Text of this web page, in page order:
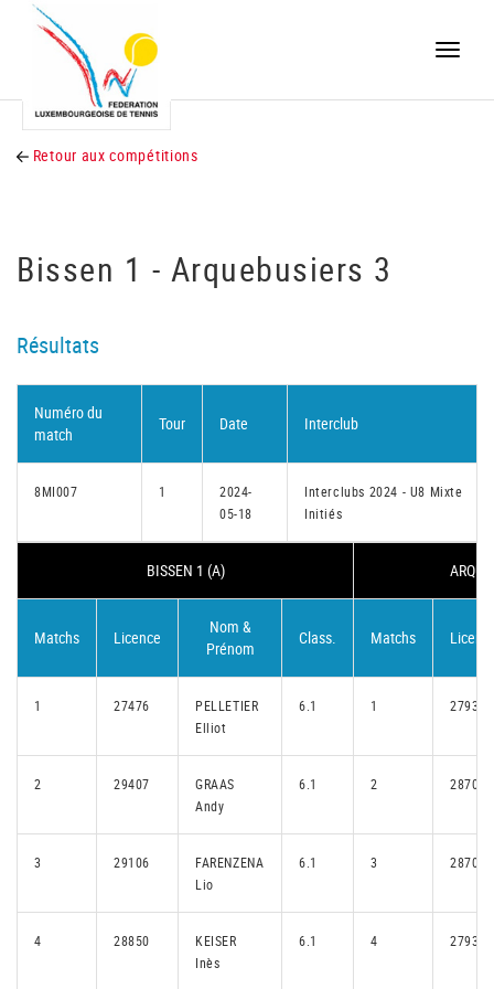
Toggle
Retour aux compétitions
Bissen 1 - Arquebusiers 3
Résultats
Numéro du
match
Tour Date Interclub
8MI007 1
2024-
05-18
Interclubs 2024 - U8 Mixte
Initiés
BISSEN 1 (A)
Matchs Licence
Nom &
Prénom
Class. Matchs
1 27476
PELLETIER
Elliot
6.1 1 27931
2 29407
GRAAS
Andy
6.1 2 28705
3 29106
FARENZENA
Lio
6.1 3 28705
4 28850
KEISER
Inès
6.1 4 27931